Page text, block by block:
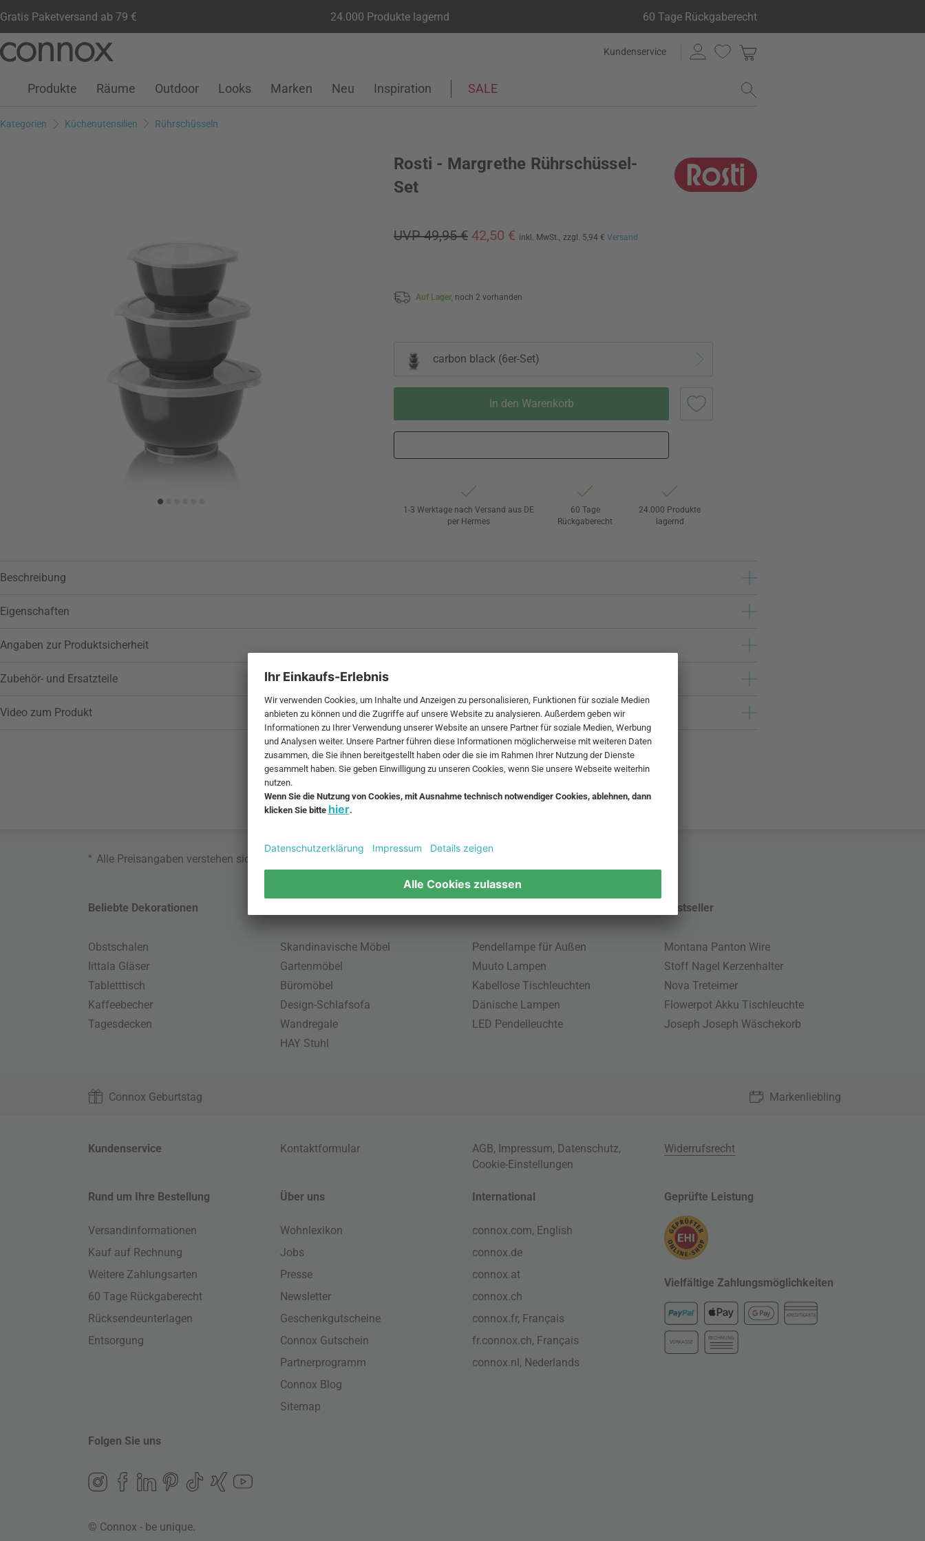
Gratis Paketversand ab 79 € 24.000 Produkte lagernd 60 Tage Rückgaberecht
Seiteninhalt
Suchfeld
Kundenservice
Kundenkonto
Wunschliste
Warenkorb
Produkte Räume Outdoor Looks Marken Neu Inspiration SALE
Kategorien Küchenutensilien Rührschüsseln
Rosti - Margrethe Rührschüssel-
Set
UVP 49,95 € 42,50 € inkl. MwSt., zzgl. 5,94 € Versand
Auf Lager, noch 2 vorhanden
carbon black (6er-Set)
In den Warenkorb
1-3 Werktage nach Versand aus DE
per Hermes
60 Tage
Rückgaberecht
24.000 Produkte
lagernd
Beschreibung
Eigenschaften
Angaben zur Produktsicherheit
Zubehör- und Ersatzteile
Video zum Produkt
* Alle Preisangaben verstehen sich inklusive MwSt. und zzgl.
Beliebte Dekorationen
Obstschalen
Iittala Gläser
Tabletttisch
Kaffeebecher
Tagesdecken
Skandinavische Möbel
Gartenmöbel
Büromöbel
Design-Schlafsofa
Wandregale
HAY Stuhl
Pendellampe für Außen
Muuto Lampen
Kabellose Tischleuchten
Dänische Lampen
LED Pendelleuchte
Bestseller
Montana Panton Wire
Stoff Nagel Kerzenhalter
Nova Treteimer
Flowerpot Akku Tischleuchte
Joseph Joseph Wäschekorb
Connox Geburtstag Markenliebling
Kundenservice Kontaktformular AGB, Impressum, Datenschutz,
Cookie-Einstellungen
Widerrufsrecht
Rund um Ihre Bestellung
Versandinformationen
Kauf auf Rechnung
Weitere Zahlungsarten
60 Tage Rückgaberecht
Rücksendeunterlagen
Entsorgung
Über uns
Wohnlexikon
Jobs
Presse
Newsletter
Geschenkgutscheine
Connox Gutschein
Partnerprogramm
Connox Blog
Sitemap
International
connox.com, English
connox.de
connox.at
connox.ch
connox.fr, Français
fr.connox.ch, Français
connox.nl, Nederlands
Geprüfte Leistung
Vielfältige Zahlungsmöglichkeiten
KREDITKARTE
VORKASSE
RECHNUNG
Folgen Sie uns
© Connox - be unique.